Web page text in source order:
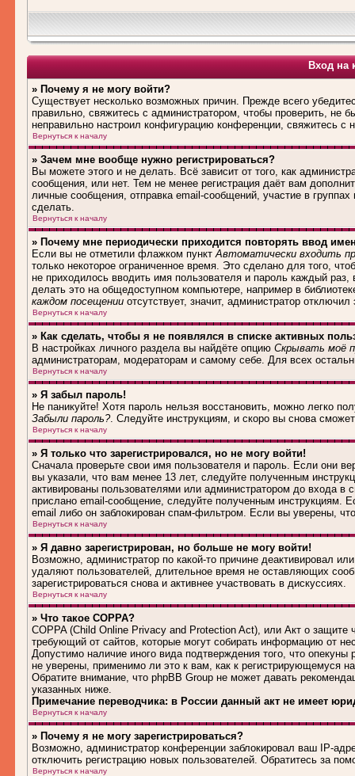
Вход на
» Почему я не могу войти?
Существует несколько возможных причин. Прежде всего
правильно, свяжитесь с администратором, чтобы проверить, не
неправильно настроил конфигурацию конференции, свяжитесь с
Вернуться к началу
» Зачем мне вообще нужно регистрироваться?
Вы можете этого и не делать. Всё зависит от того, как
сообщения, или нет. Тем не менее регистрация даёт вам
личные сообщения, отправка email-сообщений, участие в
сделать.
Вернуться к началу
» Почему мне периодически приходится повторять ввод
Если вы не отметили флажком пунктАвтоматически входить
только некоторое ограниченное время. Это сделано для того,
не приходилось вводить имя пользователя и пароль каждый
делать это на общедоступном компьютере, например в
каждом посещении отсутствует, значит, администратор
Вернуться к началу
» Как сделать, чтобы я не появлялся в списке активных
В настройках личного раздела вы найдёте опцию Скрывать моё
администраторам, модераторам и самому себе. Для всех
Вернуться к началу
» Я забыл пароль!
Не паникуйте! Хотя пароль нельзя восстановить, можно легко
Забыли пароль?. Следуйте инструкциям, и скоро вы снова
Вернуться к началу
» Я только что зарегистрировался, но не могу войти!
Сначала проверьте свои имя пользователя и пароль. Если они
вы указали, что вам менее 13 лет, следуйте полученным
активированы пользователями или администратором до входа
прислано email-сообщение, следуйте полученным инструкциям.
email либо он заблокирован спам-фильтром. Если вы уверены,
Вернуться к началу
» Я давно зарегистрирован, но больше не могу войти!
Возможно, администратор по какой-то причине деактивировал
удаляют пользователей, длительное время не оставляющих
зарегистрироваться снова и активнее участвовать в дискуссиях.
Вернуться к началу
» Что такое COPPA?
COPPA (Child Online Privacy and Protection Act), или Акт о защите
требующий от сайтов, которые могут собирать информацию от
Допустимо наличие иного вида подтверждения того, что
не уверены, применимо ли это к вам, как к регистрирующемуся
Обратите внимание, что phpBB Group не может давать
указанных ниже.
Примечание переводчика: в России данный акт не имеет
Вернуться к началу
» Почему я не могу зарегистрироваться?
Возможно, администратор конференции заблокировал ваш IP-
отключить регистрацию новых пользователей. Обратитесь за
Вернуться к началу